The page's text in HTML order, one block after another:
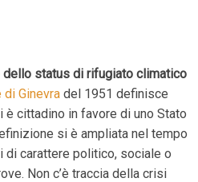
status di rifugiato climatico
di Ginevra del 1951 definisce
cittadino in favore di uno Stato
si è ampliata nel tempo
di carattere politico, sociale o
Non c’è traccia della crisi